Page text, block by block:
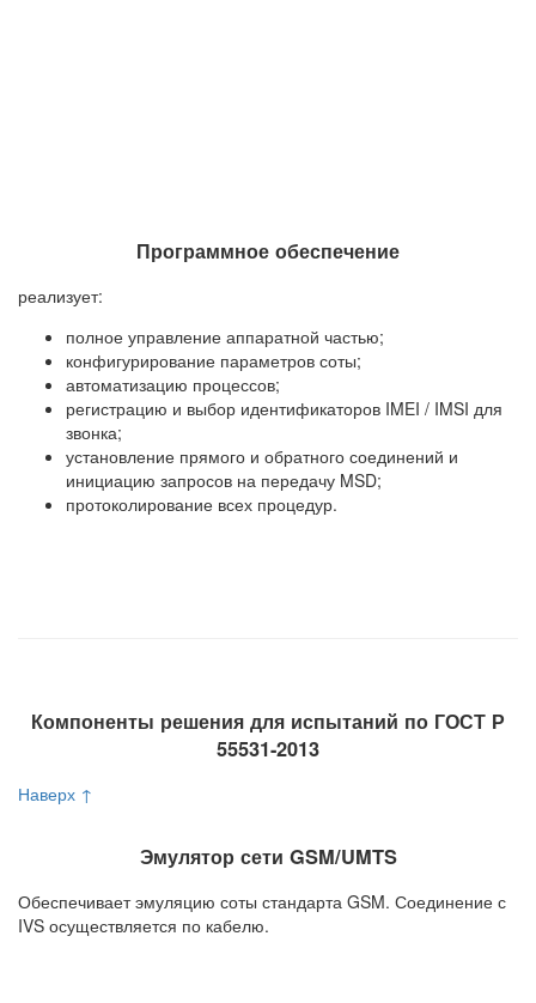
Программное обеспечение
реализует:
полное управление аппаратной частью;
конфигурирование параметров соты;
автоматизацию процессов;
регистрацию и выбор идентификаторов IMEI / IMSI для
звонка;
установление прямого и обратного соединений и
инициацию запросов на передачу MSD;
протоколирование всех процедур.
Компоненты решения для испытаний по ГОСТ Р
55531-2013
Наверх ↑
Эмулятор сети GSM/UMTS
Обеспечивает эмуляцию соты стандарта GSM. Соединение с
IVS осуществляется по кабелю.